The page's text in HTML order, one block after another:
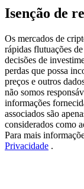
USDT New
USDT
BTC New
Isenção de
Os mercados de
rápidas flutuações
decisões de
perdas que possa
preços e outros
não somos
informações
associados são
considerados como
Para mais
Privacidade .